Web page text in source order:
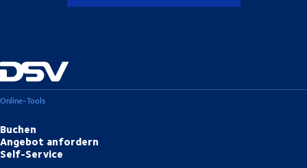
Online-Tools
Buchen
Angebot anfordern
Self-Service